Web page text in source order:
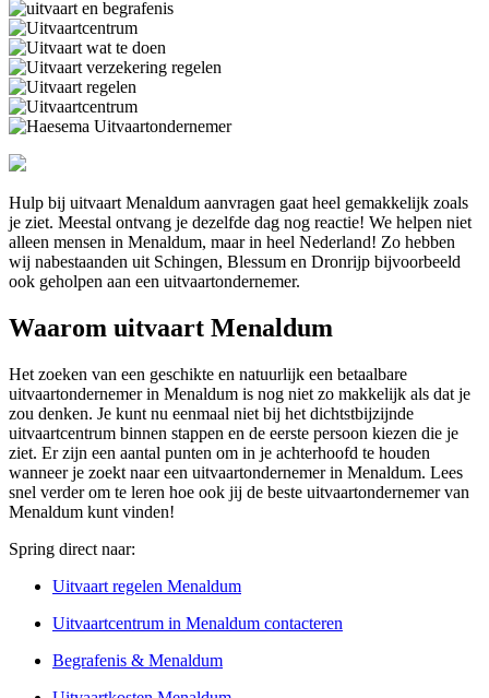
Hulp bij uitvaart Menaldum aanvragen gaat heel gemakkelijk zoals
je ziet. Meestal ontvang je dezelfde dag nog reactie! We helpen niet
alleen mensen in Menaldum, maar in heel Nederland! Zo hebben
wij nabestaanden uit Schingen, Blessum en Dronrijp bijvoorbeeld
ook geholpen aan een uitvaartondernemer.
Waarom uitvaart Menaldum
Het zoeken van een geschikte en natuurlijk een betaalbare
uitvaartondernemer in Menaldum is nog niet zo makkelijk als dat je
zou denken. Je kunt nu eenmaal niet bij het dichtstbijzijnde
uitvaartcentrum binnen stappen en de eerste persoon kiezen die je
ziet. Er zijn een aantal punten om in je achterhoofd te houden
wanneer je zoekt naar een uitvaartondernemer in Menaldum. Lees
snel verder om te leren hoe ook jij de beste uitvaartondernemer van
Menaldum kunt vinden!
Spring direct naar:
Uitvaart regelen Menaldum
Uitvaartcentrum in Menaldum contacteren
Begrafenis & Menaldum